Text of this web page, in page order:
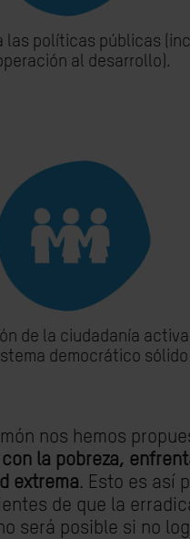
las políticas públicas
al desarrollo).
de la ciudadanía
democrático
nos hemos
la pobreza,
extrema. Esto es así
de que la
será posible si no